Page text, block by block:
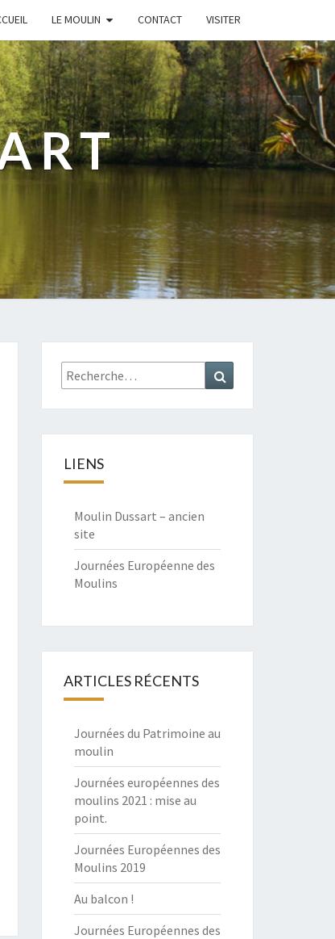
LE MOULIN CONTACT VISITER
Rechercher :
LIENS
Moulin Dussart – ancien
site
Journées Européenne des
Moulins
ARTICLES RÉCENTS
Journées du Patrimoine au
moulin
Journées européennes des
moulins 2021 : mise au
point.
Journées Européennes des
Moulins 2019
Au balcon !
Journées Européennes des